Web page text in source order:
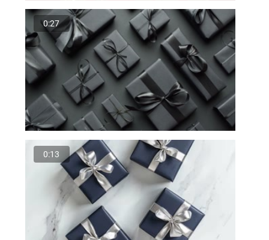
0:27
0:13